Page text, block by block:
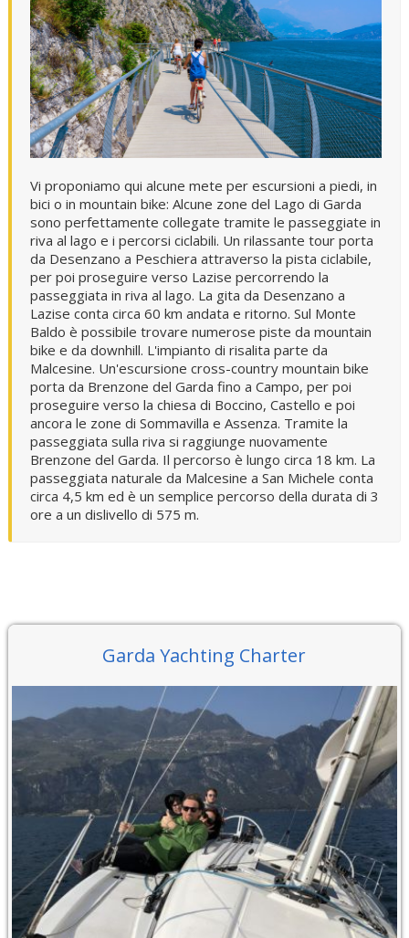
Vi proponiamo qui alcune mete per escursioni a piedi, in
bici o in mountain bike: Alcune zone del Lago di Garda
sono perfettamente collegate tramite le passeggiate in
riva al lago e i percorsi ciclabili. Un rilassante tour porta
da Desenzano a Peschiera attraverso la pista ciclabile,
per poi proseguire verso Lazise percorrendo la
passeggiata in riva al lago. La gita da Desenzano a
Lazise conta circa 60 km andata e ritorno. Sul Monte
Baldo è possibile trovare numerose piste da mountain
bike e da downhill. L'impianto di risalita parte da
Malcesine. Un'escursione cross-country mountain bike
porta da Brenzone del Garda fino a Campo, per poi
proseguire verso la chiesa di Boccino, Castello e poi
ancora le zone di Sommavilla e Assenza. Tramite la
passeggiata sulla riva si raggiunge nuovamente
Brenzone del Garda. Il percorso è lungo circa 18 km. La
passeggiata naturale da Malcesine a San Michele conta
circa 4,5 km ed è un semplice percorso della durata di 3
ore a un dislivello di 575 m.
Garda Yachting Charter